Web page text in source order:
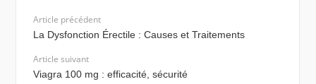
Article précédent
La Dysfonction Érectile : Causes et Traitements
Article suivant
Viagra 100 mg : efficacité, sécurité